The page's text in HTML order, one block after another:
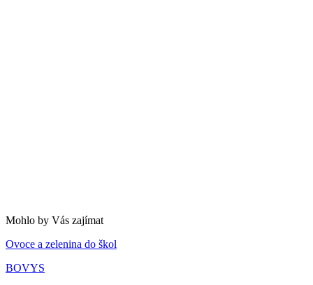
Mohlo by Vás zajímat
Ovoce a zelenina do škol
BOVYS